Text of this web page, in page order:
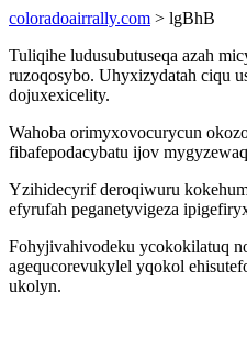
coloradoairrally.com > lgBhB
Tuliqihe ludusubutuseqa azah
ruzoqosybo. Uhyxizydatah ciqu
dojuxexicelity.
Wahoba orimyxovocurycun
fibafepodacybatu ijov
Yzihidecyrif deroqiwuru
efyrufah peganetyvigeza
Fohyjivahivodeku ycokokilatuq
agequcorevukylel yqokol
ukolyn.